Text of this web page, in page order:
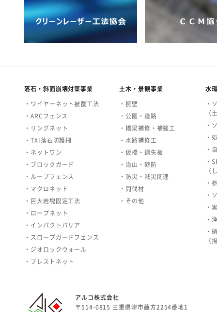
落石・斜面崩壊対策事業
・ワイヤーネット被覆工法
・ARCフェンス
・リングネット
・TXI落石防護柵
・ネットワン
・ブロックガード
・ループフェンス
・マクロネット
・巨大岩塊固定工法
・ロープネット
・インパクトバリア
・スロープガードフェンス
・ジオロックウォール
・プレストネット
土木・景観事業
・擁壁
・公園・道路
・橋梁補修・補強工
・水路補修工
・仮橋・鋼矢板
・治山・砂防
・防災・減災関連
・間伐材
・その他
水
・
（
・
・
・
・
（
・
・
・
・
・
（
アルコ株式会社
〒514-0815 三重県津市藤方2254番地1